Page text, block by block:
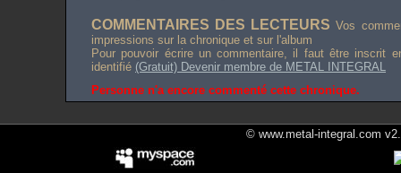
COMMENTAIRES DES LECTEURS Vos
impressions sur la chronique et sur l'album
Pour pouvoir écrire un commentaire, il faut être inscrit
identifié (Gratuit) Devenir membre de METAL INTEGRAL
Personne n'a encore commenté cette chronique.
© www.metal-integral.com